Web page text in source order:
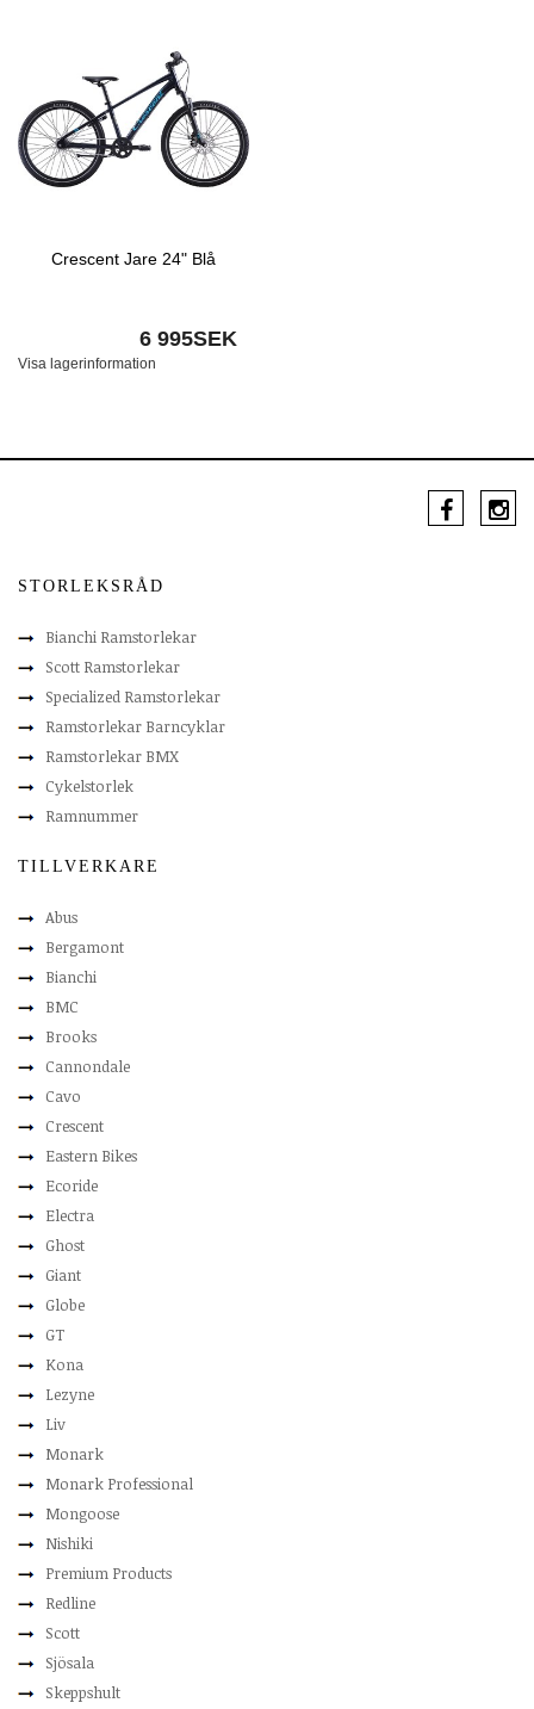
Crescent Jare 24" Blå
6 995SEK
Visa lagerinformation
STORLEKSRÅD
Bianchi Ramstorlekar
Scott Ramstorlekar
Specialized Ramstorlekar
Ramstorlekar Barncyklar
Ramstorlekar BMX
Cykelstorlek
Ramnummer
TILLVERKARE
Abus
Bergamont
Bianchi
BMC
Brooks
Cannondale
Cavo
Crescent
Eastern Bikes
Ecoride
Electra
Ghost
Giant
Globe
GT
Kona
Lezyne
Liv
Monark
Monark Professional
Mongoose
Nishiki
Premium Products
Redline
Scott
Sjösala
Skeppshult